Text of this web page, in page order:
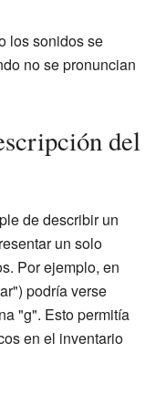
los sonidos se
no se pronuncian
del
de describir un
un solo
Por ejemplo, en
podría verse
"g". Esto permitía
en el inventario